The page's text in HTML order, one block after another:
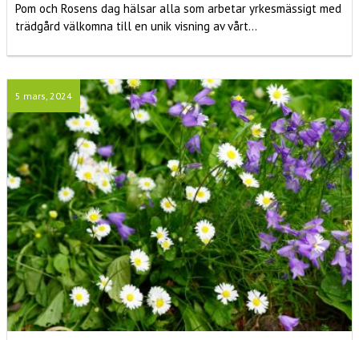
Pom och Rosens dag hälsar alla som arbetar yrkesmässigt med
trädgård välkomna till en unik visning av vårt...
5 mars, 2024